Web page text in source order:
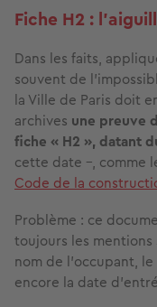
Fiche H2 :
Dans les faits,
souvent de
la Ville de Paris doit
archives une preuve
fiche « H2 », datant
cette date –, comme
Code de la
Problème : ce
toujours les
nom de l’occupant,
encore la date